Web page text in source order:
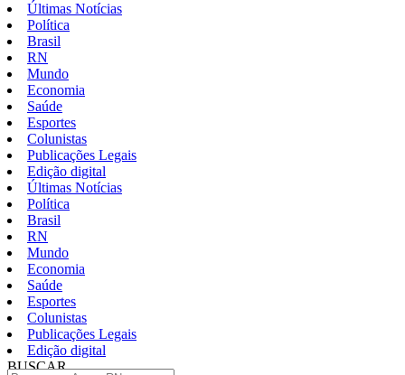
Últimas Notícias
Política
Brasil
RN
Mundo
Economia
Saúde
Esportes
Colunistas
Publicações Legais
Edição digital
Últimas Notícias
Política
Brasil
RN
Mundo
Economia
Saúde
Esportes
Colunistas
Publicações Legais
Edição digital
BUSCAR